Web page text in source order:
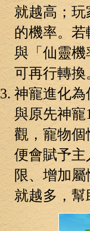
就越高；
的機率。
與「仙靈
可再行轉換
神寵進化
與原先神寵
觀，寵物
便會賦予
限、增加
就越多，